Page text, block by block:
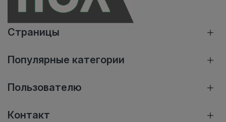
Страницы
Популярные категории
Пользователю
Контакт